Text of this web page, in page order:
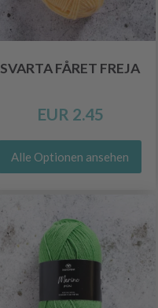
SVARTA FÅRET FREJA
EUR 2.45
Alle Optionen ansehen